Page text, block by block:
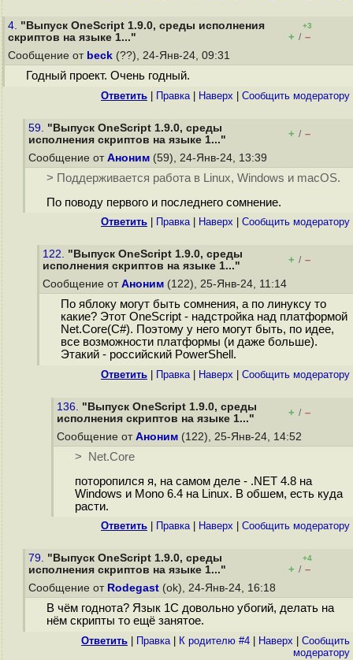
4. "Выпуск OneScript 1.9.0, среды исполнения
скриптов на языке 1..."
+3
+ / –
Сообщение от beck (??), 24-Янв-24, 09:31
Годный проект. Очень годный.
Ответить Правка| Наверх Cообщить модератору
59. "Выпуск OneScript 1.9.0, среды
исполнения скриптов на языке 1..."
+ / –
Сообщение от Аноним (59), 24-Янв-24, 13:39
> Поддерживается работа в Linux, Windows и macOS.
По поводу первого и последнего сомнение.
Ответить Правка| Наверх Cообщить модератору
122. "Выпуск OneScript 1.9.0, среды
исполнения скриптов на языке 1..."
+ / –
Сообщение от Аноним (122), 25-Янв-24, 11:14
По яблоку могут быть сомнения, а по линуксу то
какие? Этот OneScript - надстройка над платформой
Net.Core(С#). Поэтому у него могут быть, по идее,
все возможности платформы (и даже больше).
Этакий - российский PowerShell.
Ответить Правка| Наверх Cообщить модератору
136. "Выпуск OneScript 1.9.0, среды
исполнения скриптов на языке 1..."
+ / –
Сообщение от Аноним (122), 25-Янв-24, 14:52
> Net.Core
поторопился я, на самом деле - .NET 4.8 на
Windows и Mono 6.4 на Linux. В обшем, есть куда
расти.
Ответить Правка| Наверх Cообщить модератору
79. "Выпуск OneScript 1.9.0, среды
исполнения скриптов на языке 1..."
+4
+ / –
Сообщение от Rodegast (ok), 24-Янв-24, 16:18
В чём годнота? Язык 1С довольно убогий, делать на
нём скрипты то ещё занятое.
Ответить Правка| К родителю #4 Наверх
Cообщить
модератору